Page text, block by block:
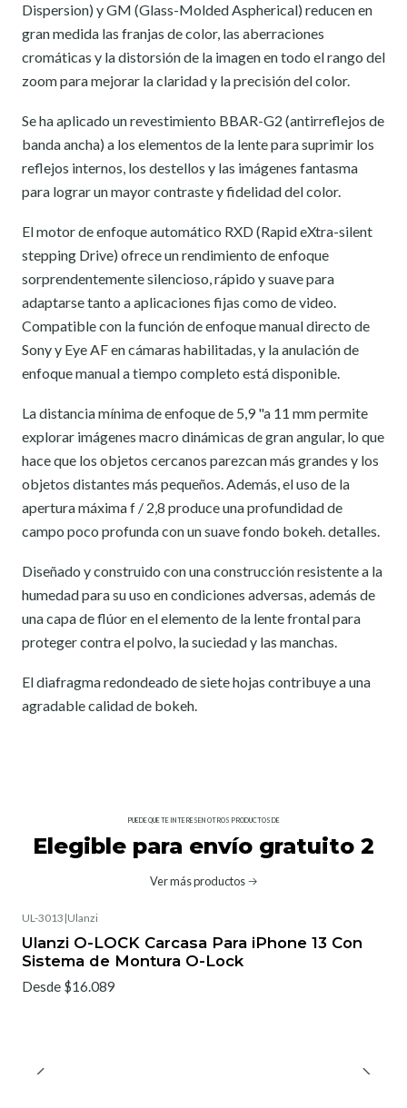
Dispersion) y GM (Glass-Molded Aspherical) reducen en
gran medida las franjas de color, las aberraciones
cromáticas y la distorsión de la imagen en todo el rango del
zoom para mejorar la claridad y la precisión del color.
Se ha aplicado un revestimiento BBAR-G2 (antirreflejos de
banda ancha) a los elementos de la lente para suprimir los
reflejos internos, los destellos y las imágenes fantasma
para lograr un mayor contraste y fidelidad del color.
El motor de enfoque automático RXD (Rapid eXtra-silent
stepping Drive) ofrece un rendimiento de enfoque
sorprendentemente silencioso, rápido y suave para
adaptarse tanto a aplicaciones fijas como de video.
Compatible con la función de enfoque manual directo de
Sony y Eye AF en cámaras habilitadas, y la anulación de
enfoque manual a tiempo completo está disponible.
La distancia mínima de enfoque de 5,9 "a 11 mm permite
explorar imágenes macro dinámicas de gran angular, lo que
hace que los objetos cercanos parezcan más grandes y los
objetos distantes más pequeños. Además, el uso de la
apertura máxima f / 2,8 produce una profundidad de
campo poco profunda con un suave fondo bokeh. detalles.
Diseñado y construido con una construcción resistente a la
humedad para su uso en condiciones adversas, además de
una capa de flúor en el elemento de la lente frontal para
proteger contra el polvo, la suciedad y las manchas.
El diafragma redondeado de siete hojas contribuye a una
agradable calidad de bokeh.
PUEDE QUE TE INTERESEN OTROS PRODUCTOS DE
Elegible para envío gratuito 2
Ver más productos
UL-3013 |Ulanzi
Ulanzi O-LOCK Carcasa Para iPhone 13 Con
Sistema de Montura O-Lock
Desde $16.089